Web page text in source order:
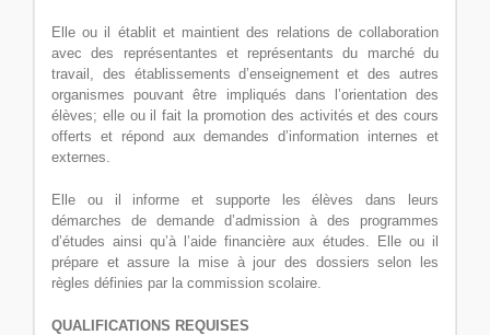
Elle ou il établit et maintient des relations de collaboration
avec des représentantes et représentants du marché du
travail, des établissements d’enseignement et des autres
organismes pouvant être impliqués dans l’orientation des
élèves; elle ou il fait la promotion des activités et des cours
offerts et répond aux demandes d’information internes et
externes.
Elle ou il informe et supporte les élèves dans leurs
démarches de demande d’admission à des programmes
d’études ainsi qu’à l’aide financière aux études. Elle ou il
prépare et assure la mise à jour des dossiers selon les
règles définies par la commission scolaire.
QUALIFICATIONS REQUISES